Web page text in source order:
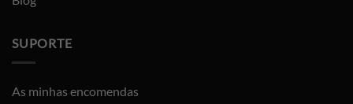
SUPORTE
As minhas encomendas